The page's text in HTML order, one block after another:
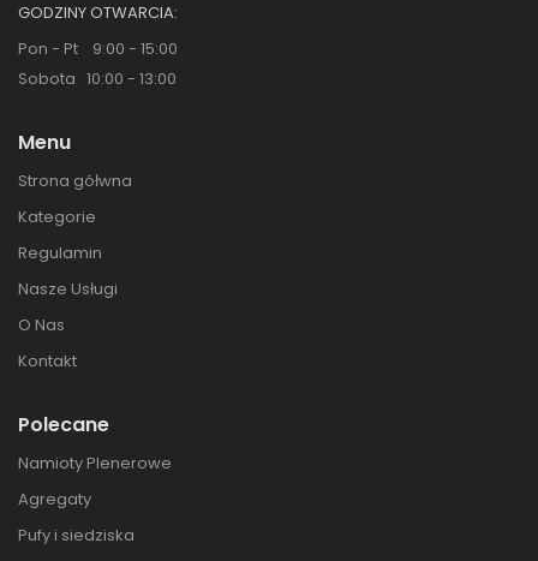
GODZINY OTWARCIA:
Pon - Pt 9:00 - 15:00
Sobota 10:00 - 13:00
Menu
Strona gółwna
Kategorie
Regulamin
Nasze Usługi
O Nas
Kontakt
Polecane
Namioty Plenerowe
Agregaty
Pufy i siedziska